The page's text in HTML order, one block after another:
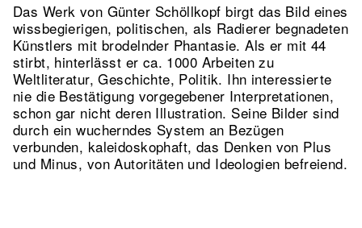
Das Werk von Günter Schöllkopf birgt das Bild eines
wissbegierigen, politischen, als Radierer begnadeten
Künstlers mit brodelnder Phantasie. Als er mit 44
stirbt, hinterlässt er ca. 1000 Arbeiten zu
Weltliteratur, Geschichte, Politik. Ihn interessierte
nie die Bestätigung vorgegebener Interpretationen,
schon gar nicht deren Illustration. Seine Bilder sind
durch ein wucherndes System an Bezügen
verbunden, kaleidoskophaft, das Denken von Plus
und Minus, von Autoritäten und Ideologien befreiend.